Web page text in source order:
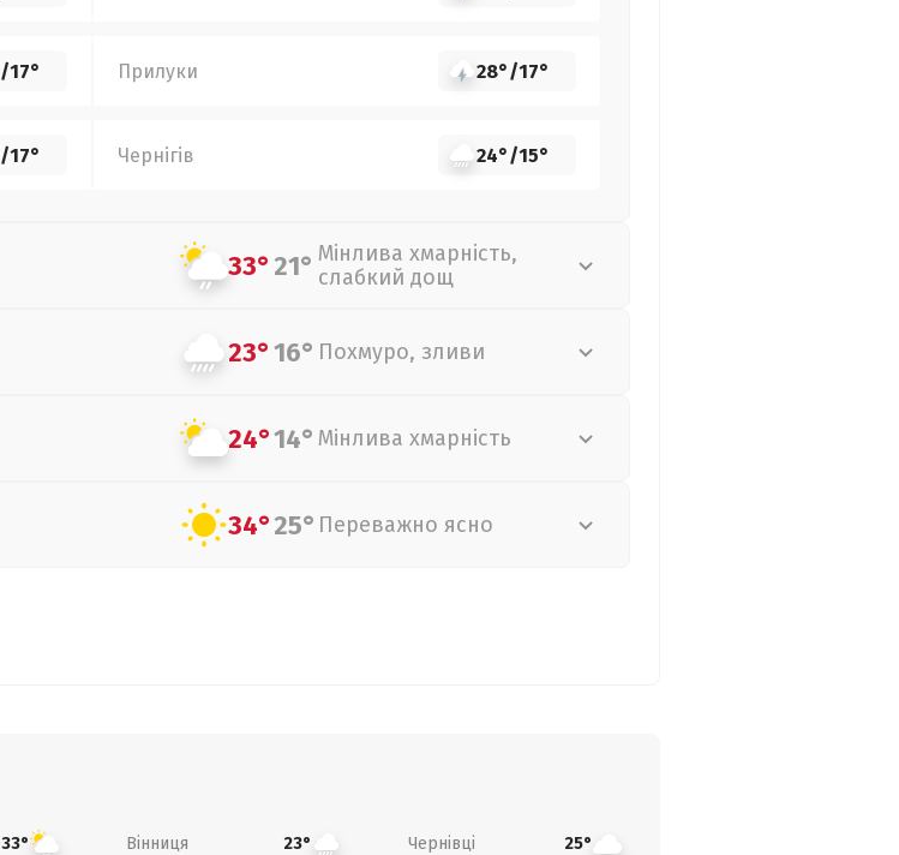
/17° Прилуки 28°/17°
/17° Чернігів 24°/15°
33°21° Мінлива хмарність,
слабкий дощ
23°16° Похмуро, зливи
24°14° Мінлива хмарність
34°25° Переважно ясно
33° Вінниця 23° Чернівці 25°